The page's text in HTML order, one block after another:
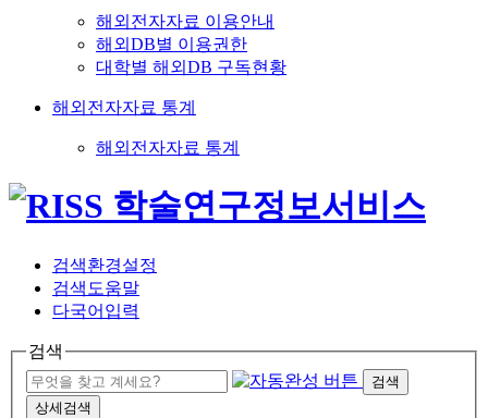
해외전자자료 이용안내
해외DB별 이용권한
대학별 해외DB 구독현황
해외전자자료 통계
해외전자자료 통계
검색환경설정
검색도움말
다국어입력
검색
검색
상세검색